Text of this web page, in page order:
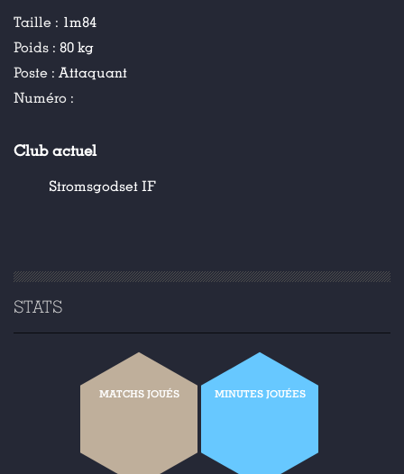
Taille : 1m84
Poids : 80 kg
Poste : Attaquant
Numéro :
Club actuel
Stromsgodset IF
STATS
MATCHS JOUÉS MINUTES JOUÉES